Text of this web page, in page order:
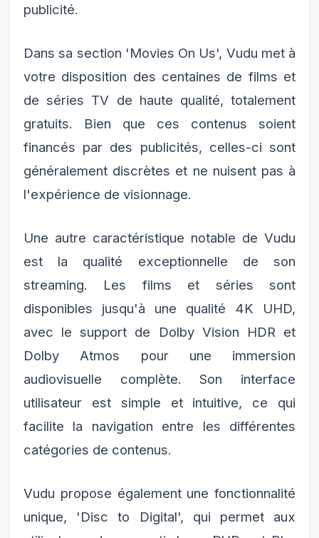
publicité.
Dans sa section 'Movies On Us', Vudu met à
votre disposition des centaines de films et
de séries TV de haute qualité, totalement
gratuits. Bien que ces contenus soient
financés par des publicités, celles-ci sont
généralement discrètes et ne nuisent pas à
l'expérience de visionnage.
Une autre caractéristique notable de Vudu
est la qualité exceptionnelle de son
streaming. Les films et séries sont
disponibles jusqu'à une qualité 4K UHD,
avec le support de Dolby Vision HDR et
Dolby Atmos pour une immersion
audiovisuelle complète. Son interface
utilisateur est simple et intuitive, ce qui
facilite la navigation entre les différentes
catégories de contenus.
Vudu propose également une fonctionnalité
unique, 'Disc to Digital', qui permet aux